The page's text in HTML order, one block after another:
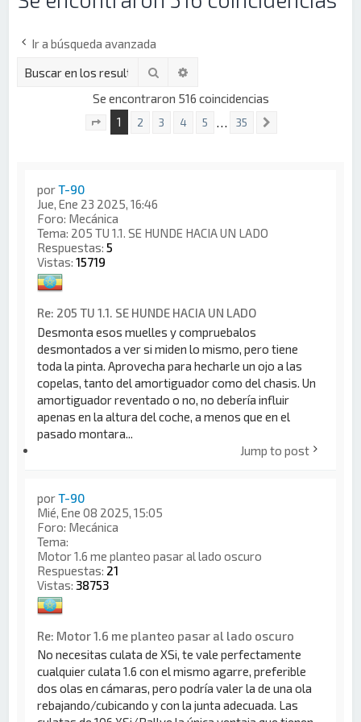
Ir a búsqueda avanzada
Buscar
Se encontraron 516 coincidencias
Página1 de
1 2 3 4 5 35
porT-90
Jue, Ene 23 2025, 16:46
Foro: Mecánica
Tema: 205 TU 1.1. SE HUNDE HACIA UN LADO
Respuestas:5
Vistas:15719
Re: 205 TU 1.1. SE HUNDE HACIA UN LADO
Desmonta esos muelles y compruebalos
desmontados a ver si miden lo mismo, pero tiene
toda la pinta. Aprovecha para hecharle un ojo a las
copelas, tanto del amortiguador como del chasis. Un
amortiguador reventado o no, no debería influir
apenas en la altura del coche, a menos que en el
pasado montara...
Jump to post
porT-90
Mié, Ene 08 2025, 15:05
Foro: Mecánica
Tema:
Motor 1.6 me planteo pasar al lado oscuro
Respuestas: 21
Vistas: 38753
Re: Motor 1.6 me planteo pasar al lado oscuro
No necesitas culata de XSi, te vale perfectamente
cualquier culata 1.6 con el mismo agarre, preferible
dos olas en cámaras, pero podría valer la de una ola
rebajando/cubicando y con la junta adecuada. Las